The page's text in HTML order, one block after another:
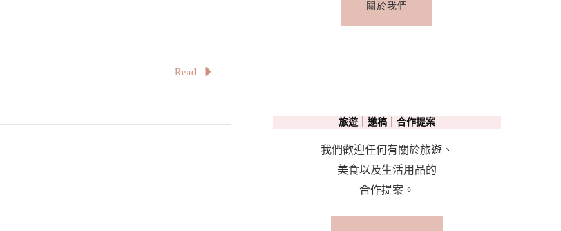
Read
關於我們
旅遊｜邀稿｜合作提案
我們歡迎任何有關於旅遊、
美食以及生活用品的
合作提案。